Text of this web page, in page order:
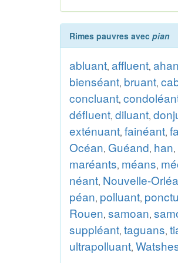
Rimes pauvres avec pian
abluant, affluent, ahan
bienséant, bruant,
concluant,
défluent, diluant,
exténuant, fainéant,
Océan, Guéand, han,
maréants, méans,
néant, Nouvelle-
péan, polluant,
Rouen, samoan,
suppléant, taguans,
ultrapolluant,